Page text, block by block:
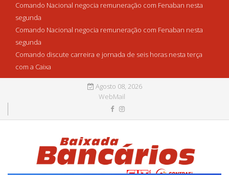
Comando Nacional negocia remuneração com Fenaban nesta
segunda
Comando Nacional negocia remuneração com Fenaban nesta
segunda
Comando discute carreira e jornada de seis horas nesta terça
com a Caixa
Agosto 08, 2026
WebMail